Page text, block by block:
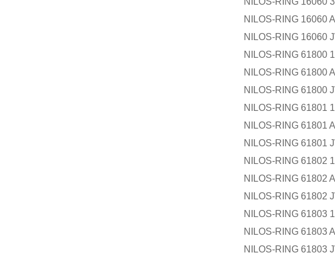
NILOS-RING 16060
NILOS-RING 16060
NILOS-RING 61800
NILOS-RING 61800
NILOS-RING 61800
NILOS-RING 61801
NILOS-RING 61801
NILOS-RING 61801
NILOS-RING 61802
NILOS-RING 61802
NILOS-RING 61802
NILOS-RING 61803
NILOS-RING 61803
NILOS-RING 61803